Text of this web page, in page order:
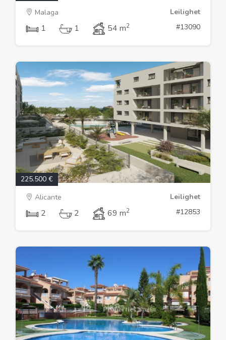
Malaga
Leilighet
1 1 54 m2 #13090
225.500 €
Alicante
Leilighet
2 2 69 m2 #12853